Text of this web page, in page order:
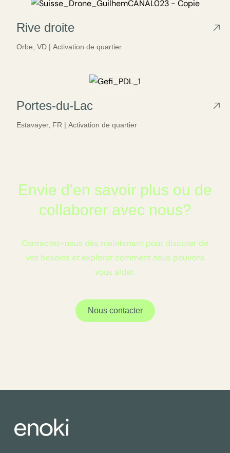
Rive droite
Orbe, VD | Activation de quartier
Portes-du-Lac
Estavayer, FR | Activation de quartier
Envie d'en savoir plus ou de
collaborer avec nous?
Contactez-nous dès maintenant pour discuter de
vos besoins et explorer comment nous pouvons
vous aider.
Nous contacter